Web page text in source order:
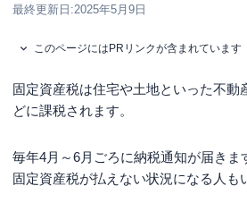
最終更新日:2025年5月9日
このページにはPRリンクが含まれています
固定資産税は住宅や土地といった不動
どに課税されます。
毎年4月～6月ごろに納税通知が届きま
固定資産税が払えない状況になる人も